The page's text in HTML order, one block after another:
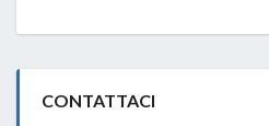
CONTATTACI